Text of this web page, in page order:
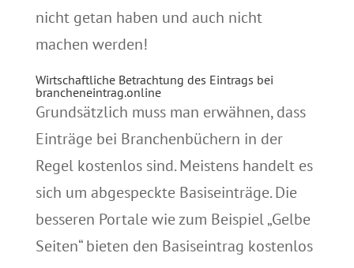
nicht getan haben und auch nicht
machen werden!
Wirtschaftliche Betrachtung des Eintrags bei
brancheneintrag.online
Grundsätzlich muss man erwähnen, dass
Einträge bei Branchenbüchern in der
Regel kostenlos sind. Meistens handelt es
sich um abgespeckte Basiseinträge. Die
besseren Portale wie zum Beispiel „Gelbe
Seiten“ bieten den Basiseintrag kostenlos